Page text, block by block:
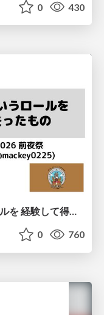
0 430
人生初のマネージャーというロールを 経験して得たもの・失ったもの / Reflections on My First Manager Role
0 760